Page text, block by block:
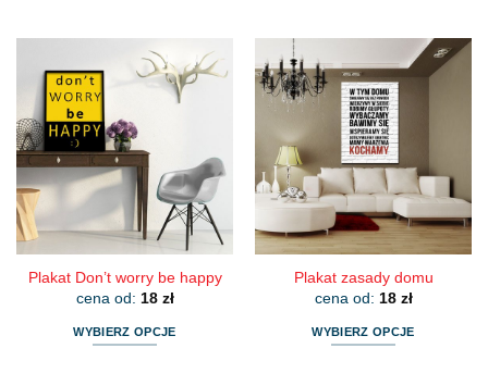
wiele
wariantów.
Opcje
można
wybrać
na
stronie
produktu
wiele
wariantów.
Opcje
można
wybrać
na
stronie
produktu
Plakat Don’t worry be happy
cena od: 18 zł
WYBIERZ OPCJE
Plakat zasady domu
cena od: 18 zł
WYBIERZ OPCJE